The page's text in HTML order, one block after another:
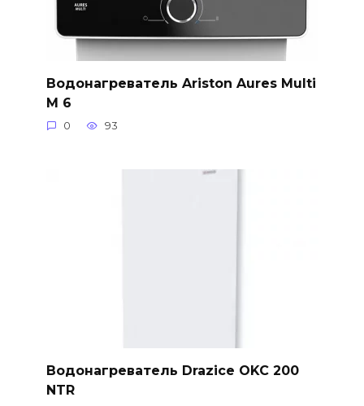
Водонагреватель Ariston Aures Multi
M 6
0 93
Водонагреватель Drazice OKC 200
NTR